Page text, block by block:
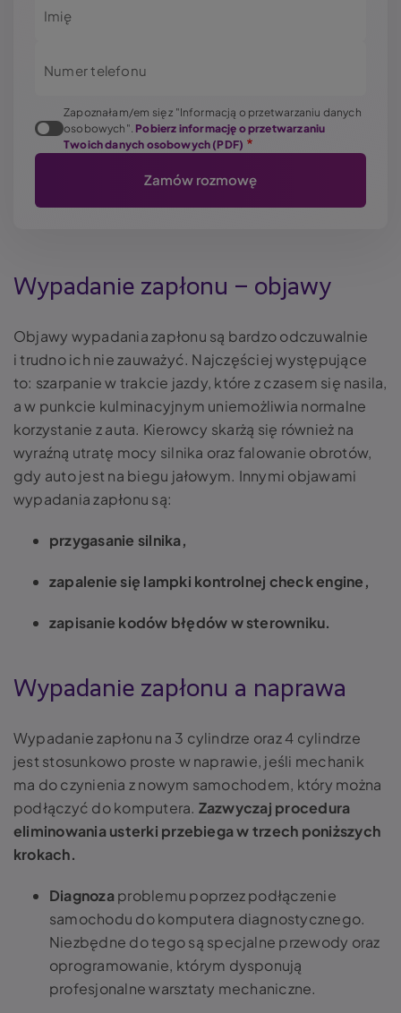
Imię
Numer telefonu
Zapoznałam/em się z "Informacją o przetwarzaniu danych
osobowych". Pobierz informację o przetwarzaniu
Twoich danych osobowych (PDF)
Wypadanie zapłonu – objawy
Objawy wypadania zapłonu są bardzo odczuwalnie
i trudno ich nie zauważyć. Najczęściej występujące
to: szarpanie w trakcie jazdy, które z czasem się nasila,
a w punkcie kulminacyjnym uniemożliwia normalne
korzystanie z auta. Kierowcy skarżą się również na
wyraźną utratę mocy silnika oraz falowanie obrotów,
gdy auto jest na biegu jałowym. Innymi objawami
wypadania zapłonu są:
przygasanie silnika,
zapalenie się lampki kontrolnej check engine,
zapisanie kodów błędów w sterowniku.
Wypadanie zapłonu a naprawa
Wypadanie zapłonu na 3 cylindrze oraz 4 cylindrze
jest stosunkowo proste w naprawie, jeśli mechanik
ma do czynienia z nowym samochodem, który można
podłączyć do komputera. Zazwyczaj procedura
eliminowania usterki przebiega w trzech poniższych
krokach.
Diagnozaproblemu poprzez podłączenie
samochodu do komputera diagnostycznego.
Niezbędne do tego są specjalne przewody oraz
oprogramowanie, którym dysponują
profesjonalne warsztaty mechaniczne.